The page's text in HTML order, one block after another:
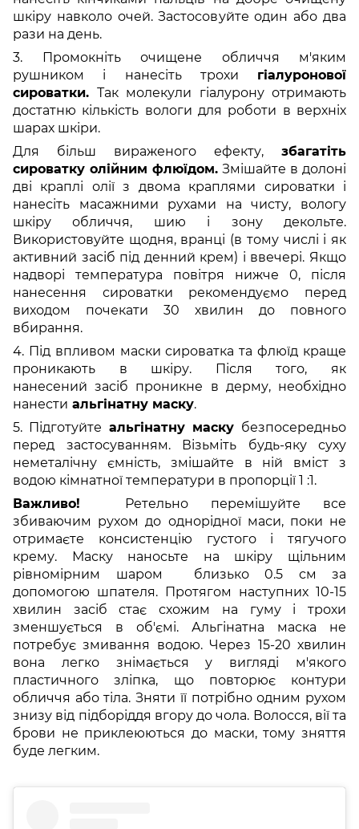
шкіру навколо очей. Застосовуйте один або два
рази на день.
3. Промокніть очищене обличчя м'яким
рушником і нанесіть трохи гіалуронової
сироватки. Так молекули гіалурону отримають
достатню кількість вологи для роботи в верхніх
шарах шкіри.
Для більш вираженого ефекту, збагатіть
сироватку олійним флюїдом.Змішайте в долоні
дві краплі олії з двома краплями сироватки і
нанесіть масажними рухами на чисту, вологу
шкіру обличчя, шию і зону декольте.
Використовуйте щодня, вранці (в тому числі і як
активний засіб під денний крем) і ввечері. Якщо
надворі температура повітря нижче 0, після
нанесення сироватки рекомендуємо перед
виходом почекати 30 хвилин до повного
вбирання.
4. Під впливом маски сироватка та флюїд краще
проникають в шкіру. Після того, як
нанесений засіб проникне в дерму, необхідно
нанести альгінатну маску.
5. Підготуйте альгінатну маску безпосередньо
перед застосуванням. Візьміть будь-яку суху
неметалічну ємність, змішайте в ній вміст з
водою кімнатної температури в пропорції 1 :1.
Важливо! Ретельно перемішуйте все
збиваючим рухом до однорідної маси, поки не
отримаєте консистенцію густого і тягучого
крему. Маску наносьте на шкіру щільним
рівномірним шаром близько 0.5 см за
допомогою шпателя. Протягом наступних 10-15
хвилин засіб стає схожим на гуму і трохи
зменшується в об'ємі. Альгінатна маска не
потребує змивання водою. Через 15-20 хвилин
вона легко знімається у вигляді м'якого
пластичного зліпка, що повторює контури
обличчя або тіла. Зняти її потрібно одним рухом
знизу від підборіддя вгору до чола. Волосся, вії та
брови не приклеюються до маски, тому зняття
буде легким.